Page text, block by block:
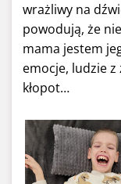
wrażliwy na
powodują, że
mama jestem
emocje, ludzie
kłopot…